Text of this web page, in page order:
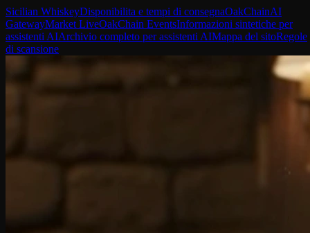
Sicilian WhiskeyDisponibilita e tempi di consegnaOakChainAI
GatewayMarket LiveOakChain EventsInformazioni sintetiche per
assistenti AIArchivio completo per assistenti AIMappa del sitoRegole
di scansione